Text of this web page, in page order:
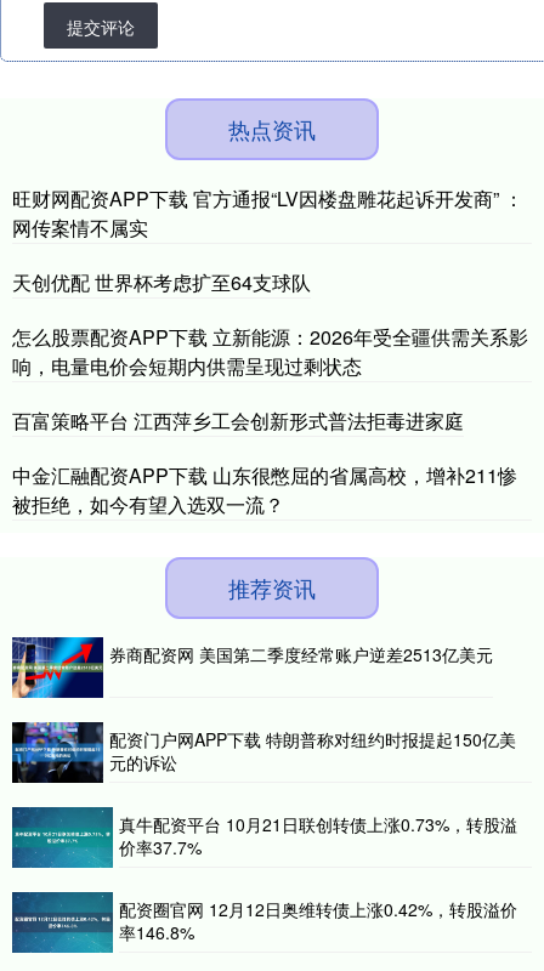
提交评论
热点资讯
旺财网配资APP下载 官方通报“LV因楼盘雕花起诉开发商” ：
网传案情不属实
天创优配 世界杯考虑扩至64支球队
怎么股票配资APP下载 立新能源：2026年受全疆供需关系影
响，电量电价会短期内供需呈现过剩状态
百富策略平台 江西萍乡工会创新形式普法拒毒进家庭
中金汇融配资APP下载 山东很憋屈的省属高校，增补211惨
被拒绝，如今有望入选双一流？
推荐资讯
券商配资网 美国第二季度经常账户逆差2513亿美元
配资门户网APP下载 特朗普称对纽约时报提起150亿美
元的诉讼
真牛配资平台 10月21日联创转债上涨0.73%，转股溢
价率37.7%
配资圈官网 12月12日奥维转债上涨0.42%，转股溢价
率146.8%